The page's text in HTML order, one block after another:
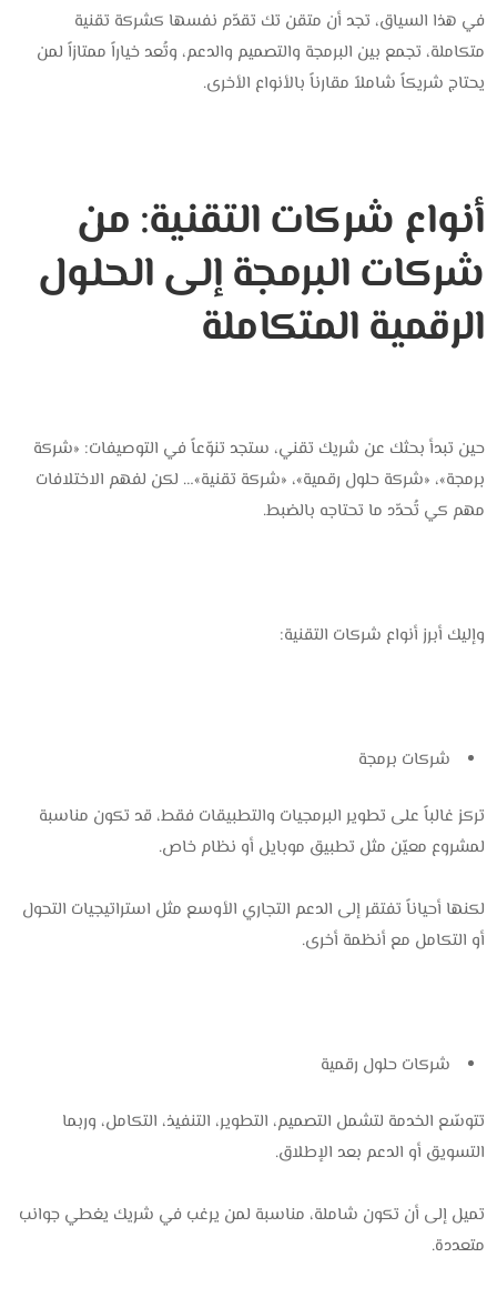
في هذا السياق، تجد أن ‎متقن تك‎ تقدّم نفسها كشركة تقنية
متكاملة، تجمع بين البرمجة والتصميم والدعم، وتُعد خياراً ممتازاً لمن
يحتاج شريكاً شاملاً مقارناً بالأنواع الأخرى.
أنواع شركات التقنية: من
شركات البرمجة إلى الحلول
الرقمية المتكاملة
حين تبدأ بحثك عن شريك تقني، ستجد تنوّعاً في التوصيفات: «شركة
برمجة»، «شركة حلول رقمية»، «شركة تقنية»… لكن لفهم الاختلافات
مهم كي تُحدّد ما تحتاجه بالضبط.
وإليك أبرز أنواع شركات التقنية:
شركات برمجة
تركز غالباً على تطوير البرمجيات والتطبيقات فقط، قد تكون مناسبة
لمشروع معيّن مثل تطبيق موبايل أو نظام خاص.
لكنها أحياناً تفتقر إلى الدعم التجاري الأوسع مثل استراتيجيات التحول
أو التكامل مع أنظمة أخرى.
شركات حلول رقمية
تتوسّع الخدمة لتشمل التصميم، التطوير، التنفيذ، التكامل، وربما
التسويق أو الدعم بعد الإطلاق.
تميل إلى أن تكون شاملة، مناسبة لمن يرغب في شريك يغطي جوانب
متعددة.